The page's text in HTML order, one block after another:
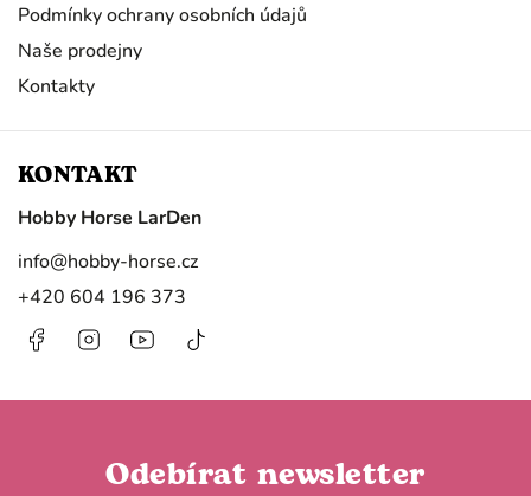
Odebírat newsletter
Podmínky ochrany osobních údajů
Naše prodejny
Kontakty
KONTAKT
Hobby Horse LarDen
info@hobby-horse.cz
+420 604 196 373
FacebookInstagramhttps://www.youtube.com/